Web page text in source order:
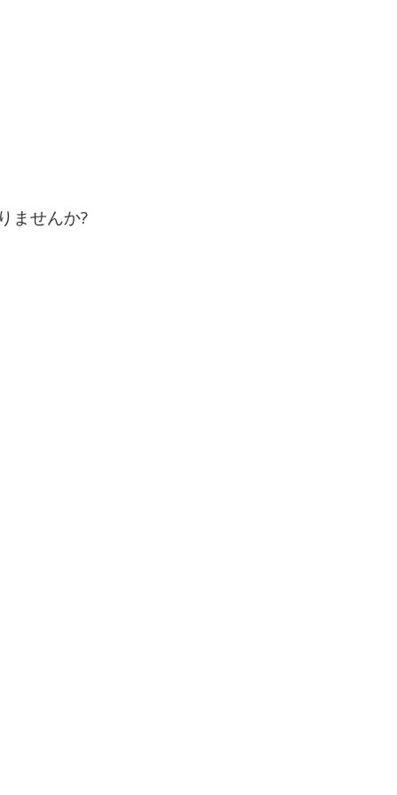
ませんか?